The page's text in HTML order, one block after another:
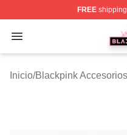
FREEshipping
Open menu
BLACKPINK Shop -
Inicio/Blackpink Accesorios